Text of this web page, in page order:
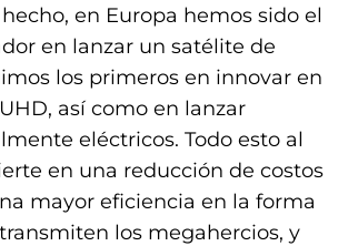
en Europa hemos sido el
en lanzar un satélite de
los primeros en innovar en
así como en lanzar
eléctricos. Todo esto al
en una reducción de costos
mayor eficiencia en la forma
los megahercios, y